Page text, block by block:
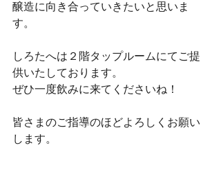
醸造に向き合っていきたいと思いま
す。
しろたへは２階タップルームにてご提
供いたしております。
ぜひ一度飲みに来てくださいね！
皆さまのご指導のほどよろしくお願い
します。